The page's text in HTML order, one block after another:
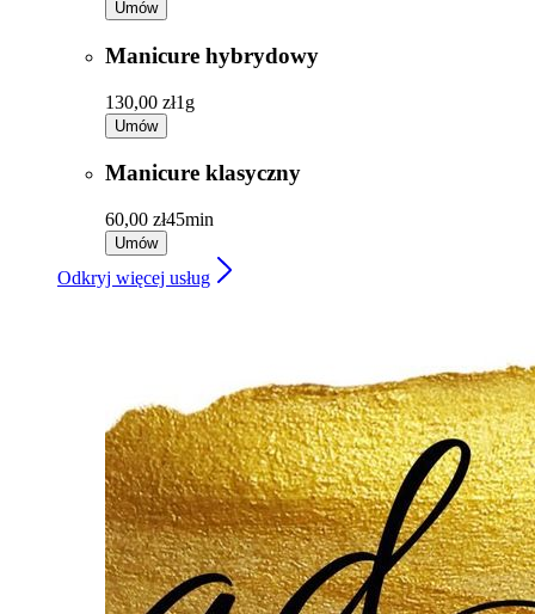
Umów
Manicure hybrydowy
130,00 zł1g
Umów
Manicure klasyczny
60,00 zł45min
Umów
Odkryj więcej usług